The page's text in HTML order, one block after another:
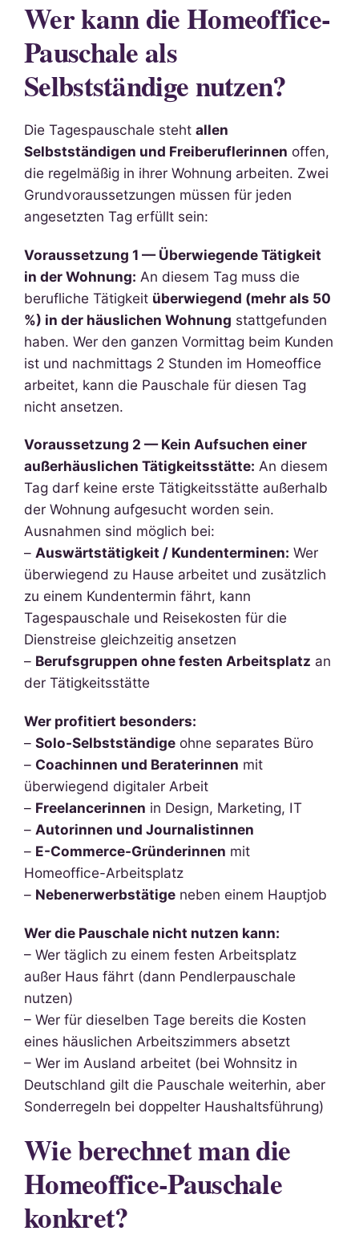
Wer kann die Homeoffice-
Pauschale als
Selbstständige nutzen?
Die Tagespauschale steht allen
Selbstständigen und Freiberuflerinnen offen,
die regelmäßig in ihrer Wohnung arbeiten. Zwei
Grundvoraussetzungen müssen für jeden
angesetzten Tag erfüllt sein:
Voraussetzung 1 — Überwiegende Tätigkeit
in der Wohnung: An diesem Tag muss die
berufliche Tätigkeit überwiegend (mehr als 50
%) in der häuslichen Wohnung stattgefunden
haben. Wer den ganzen Vormittag beim Kunden
ist und nachmittags 2 Stunden im Homeoffice
arbeitet, kann die Pauschale für diesen Tag
nicht ansetzen.
Voraussetzung 2 — Kein Aufsuchen einer
außerhäuslichen Tätigkeitsstätte: An diesem
Tag darf keine erste Tätigkeitsstätte außerhalb
der Wohnung aufgesucht worden sein.
Ausnahmen sind möglich bei:
– Auswärtstätigkeit / Kundenterminen: Wer
überwiegend zu Hause arbeitet und zusätzlich
zu einem Kundentermin fährt, kann
Tagespauschale und Reisekosten für die
Dienstreise gleichzeitig ansetzen
– Berufsgruppen ohne festen Arbeitsplatz an
der Tätigkeitsstätte
Wer profitiert besonders:
– Solo-Selbstständige ohne separates Büro
– Coachinnen und Beraterinnen mit
überwiegend digitaler Arbeit
– Freelancerinnen in Design, Marketing, IT
– Autorinnen und Journalistinnen
– E-Commerce-Gründerinnen mit
Homeoffice-Arbeitsplatz
– Nebenerwerbstätige neben einem Hauptjob
Wer die Pauschale nicht nutzen kann:
– Wer täglich zu einem festen Arbeitsplatz
außer Haus fährt (dann Pendlerpauschale
nutzen)
– Wer für dieselben Tage bereits die Kosten
eines häuslichen Arbeitszimmers absetzt
– Wer im Ausland arbeitet (bei Wohnsitz in
Deutschland gilt die Pauschale weiterhin, aber
Sonderregeln bei doppelter Haushaltsführung)
Wie berechnet man die
Homeoffice-Pauschale
konkret?